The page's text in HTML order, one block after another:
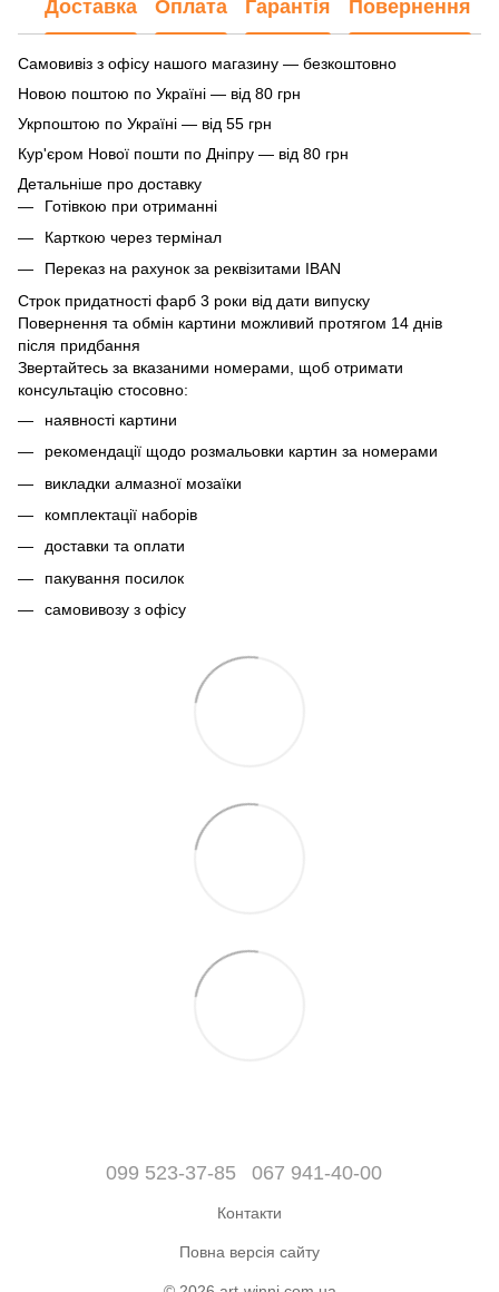
Доставка Оплата Гарантія Повернення
Самовивіз з офісу нашого магазину — безкоштовно
Новою поштою по Україні — від 80 грн
Укрпоштою по Україні — від 55 грн
Кур'єром Нової пошти по Дніпру — від 80 грн
Детальніше про доставку
Готівкою при отриманні
Карткою через термінал
Переказ на рахунок за реквізитами IBAN
Строк придатності фарб 3 роки від дати випуску
Повернення та обмін картини можливий протягом 14 днів
після придбання
Звертайтесь за вказаними номерами, щоб отримати
консультацію стосовно:
наявності картини
рекомендації щодо розмальовки картин за номерами
викладки алмазної мозаїки
комплектації наборів
доставки та оплати
пакування посилок
самовивозу з офісу
099 523-37-85 067 941-40-00
Контакти
Повна версія сайту